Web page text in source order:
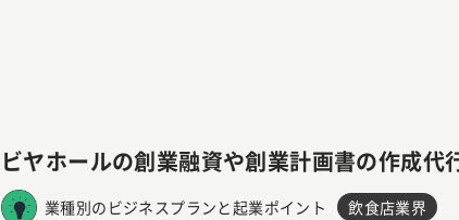
ビヤホールの創業融資や創業計画書の作成代
業種別のビジネスプランと起業ポイント 飲食店業界